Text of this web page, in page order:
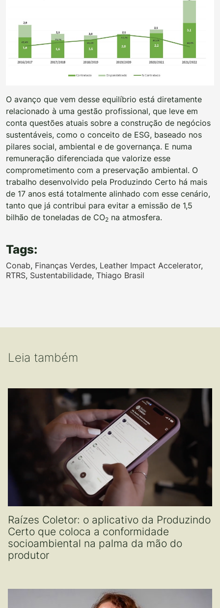
O avanço que vem desse equilíbrio está diretamente
relacionado à uma gestão profissional, que leve em
conta questões atuais sobre a construção de negócios
sustentáveis, como o conceito de ESG, baseado nos
pilares social, ambiental e de governança. E numa
remuneração diferenciada que valorize esse
comprometimento com a preservação ambiental. O
trabalho desenvolvido pela Produzindo Certo há mais
de 17 anos está totalmente alinhado com esse cenário,
tanto que já contribui para evitar a emissão de 1,5
bilhão de toneladas de CO2 na atmosfera.
Tags:
Conab, Finanças Verdes, Leather Impact Accelerator,
RTRS, Sustentabilidade, Thiago Brasil
Leia também
Raízes Coletor: o aplicativo da Produzindo
Certo que coloca a conformidade
socioambiental na palma da mão do
produtor